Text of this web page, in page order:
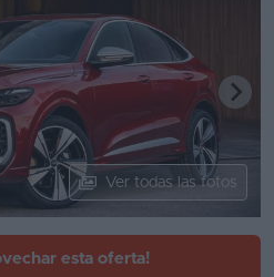
Ver todas las fotos
esta oferta!